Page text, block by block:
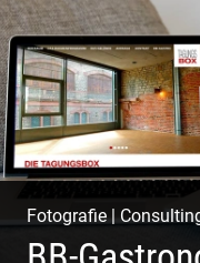
Fotografie